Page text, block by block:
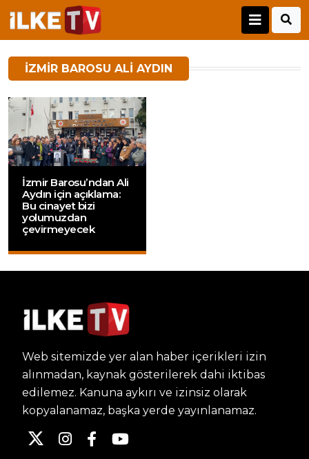
IZMIR BAROSU ALI AYDIN
İzmir Barosu’ndan Ali
Aydın için açıklama:
Bu cinayet bizi
yolumuzdan
çevirmeyecek
Web sitemizde yer alan haber içerikleri izin
alınmadan, kaynak gösterilerek dahi iktibas
edilemez. Kanuna aykırı ve izinsiz olarak
kopyalanamaz, başka yerde yayınlanamaz.